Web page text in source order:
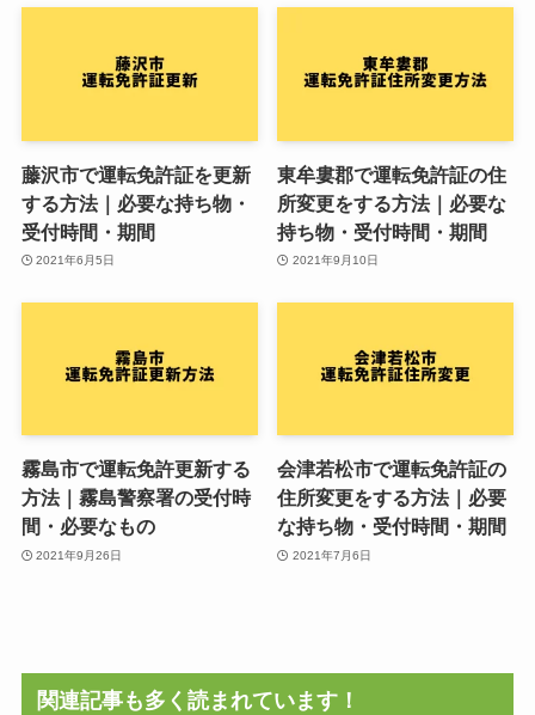
藤沢市で運転免許証を更新
する方法｜必要な持ち物・
受付時間・期間
2021年6月5日
東牟婁郡で運転免許証の住
所変更をする方法｜必要な
持ち物・受付時間・期間
2021年9月10日
霧島市で運転免許更新する
方法｜霧島警察署の受付時
間・必要なもの
2021年9月26日
会津若松市で運転免許証の
住所変更をする方法｜必要
な持ち物・受付時間・期間
2021年7月6日
関連記事も多く読まれています！